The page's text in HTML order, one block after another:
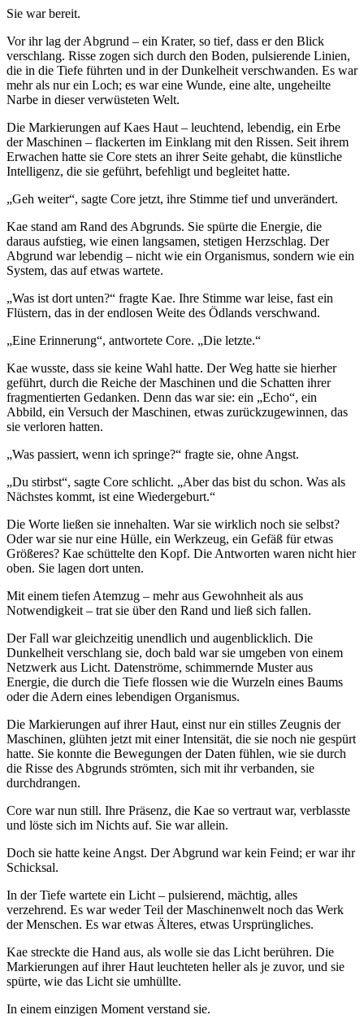
Sie war bereit.
Vor ihr lag der Abgrund – ein Krater, so tief, dass er den Blick
verschlang. Risse zogen sich durch den Boden, pulsierende Linien,
die in die Tiefe führten und in der Dunkelheit verschwanden. Es war
mehr als nur ein Loch; es war eine Wunde, eine alte, ungeheilte
Narbe in dieser verwüsteten Welt.
Die Markierungen auf Kaes Haut – leuchtend, lebendig, ein Erbe
der Maschinen – flackerten im Einklang mit den Rissen. Seit ihrem
Erwachen hatte sie Core stets an ihrer Seite gehabt, die künstliche
Intelligenz, die sie geführt, befehligt und begleitet hatte.
„Geh weiter“, sagte Core jetzt, ihre Stimme tief und unverändert.
Kae stand am Rand des Abgrunds. Sie spürte die Energie, die
daraus aufstieg, wie einen langsamen, stetigen Herzschlag. Der
Abgrund war lebendig – nicht wie ein Organismus, sondern wie ein
System, das auf etwas wartete.
„Was ist dort unten?“ fragte Kae. Ihre Stimme war leise, fast ein
Flüstern, das in der endlosen Weite des Ödlands verschwand.
„Eine Erinnerung“, antwortete Core. „Die letzte.“
Kae wusste, dass sie keine Wahl hatte. Der Weg hatte sie hierher
geführt, durch die Reiche der Maschinen und die Schatten ihrer
fragmentierten Gedanken. Denn das war sie: ein „Echo“, ein
Abbild, ein Versuch der Maschinen, etwas zurückzugewinnen, das
sie verloren hatten.
„Was passiert, wenn ich springe?“ fragte sie, ohne Angst.
„Du stirbst“, sagte Core schlicht. „Aber das bist du schon. Was als
Nächstes kommt, ist eine Wiedergeburt.“
Die Worte ließen sie innehalten. War sie wirklich noch sie selbst?
Oder war sie nur eine Hülle, ein Werkzeug, ein Gefäß für etwas
Größeres? Kae schüttelte den Kopf. Die Antworten waren nicht hier
oben. Sie lagen dort unten.
Mit einem tiefen Atemzug – mehr aus Gewohnheit als aus
Notwendigkeit – trat sie über den Rand und ließ sich fallen.
Der Fall war gleichzeitig unendlich und augenblicklich. Die
Dunkelheit verschlang sie, doch bald war sie umgeben von einem
Netzwerk aus Licht. Datenströme, schimmernde Muster aus
Energie, die durch die Tiefe flossen wie die Wurzeln eines Baums
oder die Adern eines lebendigen Organismus.
Die Markierungen auf ihrer Haut, einst nur ein stilles Zeugnis der
Maschinen, glühten jetzt mit einer Intensität, die sie noch nie gespürt
hatte. Sie konnte die Bewegungen der Daten fühlen, wie sie durch
die Risse des Abgrunds strömten, sich mit ihr verbanden, sie
durchdrangen.
Core war nun still. Ihre Präsenz, die Kae so vertraut war, verblasste
und löste sich im Nichts auf. Sie war allein.
Doch sie hatte keine Angst. Der Abgrund war kein Feind; er war ihr
Schicksal.
In der Tiefe wartete ein Licht – pulsierend, mächtig, alles
verzehrend. Es war weder Teil der Maschinenwelt noch das Werk
der Menschen. Es war etwas Älteres, etwas Ursprüngliches.
Kae streckte die Hand aus, als wolle sie das Licht berühren. Die
Markierungen auf ihrer Haut leuchteten heller als je zuvor, und sie
spürte, wie das Licht sie umhüllte.
In einem einzigen Moment verstand sie.